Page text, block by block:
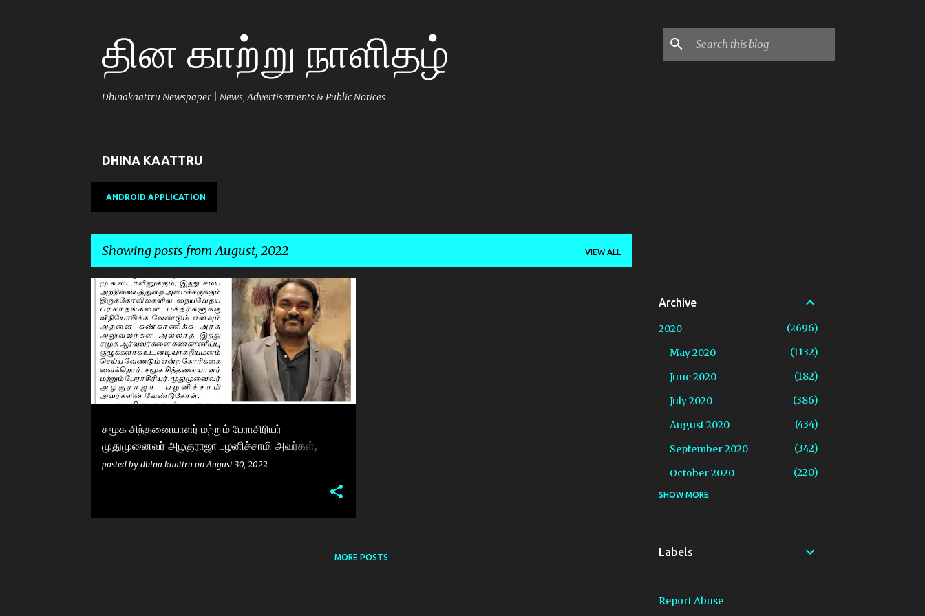
தின காற்று நாளிதழ்
Dhinakaattru Newspaper | News, Advertisements & Public Notices
DHINA KAATTRU
ANDROID APPLICATION
Showing posts from August, 2022 VIEW ALL
P
o
சமூக சிந்தனையாளர் மற்றும் பேராசிரியர்
முதுமுனைவர் அழகுராஜா பழனிச்சாமி அவர்கள்,
விடுத்துள்ள அறிக்கை
posted by dhina kaattru onAugust 30, 2022
MORE POSTS
Archive
2020
2696
May 2020
1132
June 2020
182
July 2020
386
August 2020
434
September 2020
342
October 2020
220
2021
June 2021
August 2021
SHOW MORE
Labels
Report Abuse